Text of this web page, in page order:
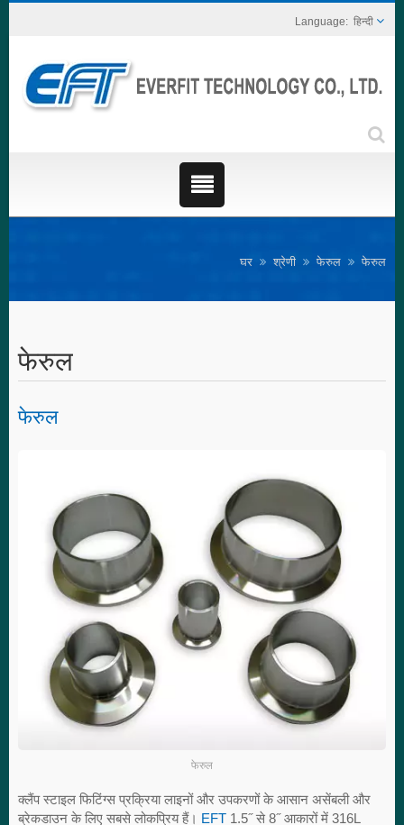
हिन्दी
घर श्रेणी फेरुल फेरुल
फेरुल
फेरुल
फेरुल
क्लैंप स्टाइल फिटिंग्स प्रक्रिया लाइनों और उपकरणों के आसान असेंबली और
ब्रेकडाउन के लिए सबसे लोकप्रिय हैं। EFT 1.5˝ से 8˝ आकारों में 316L